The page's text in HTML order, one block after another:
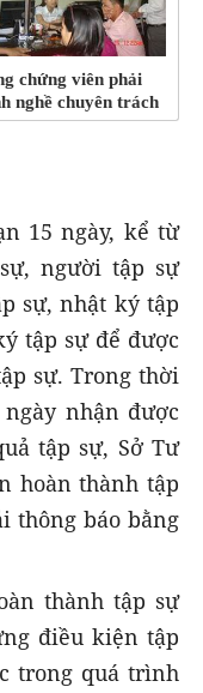
chứng viên phải
nghề chuyên trách
15 ngày, kể từ
người tập sự
sự, nhật ký tập
tập sự để được
sự. Trong thời
nhận được
tập sự, Sở Tư
hoàn thành tập
thông báo bằng
thành tập sự
điều kiện tập
trong quá trình